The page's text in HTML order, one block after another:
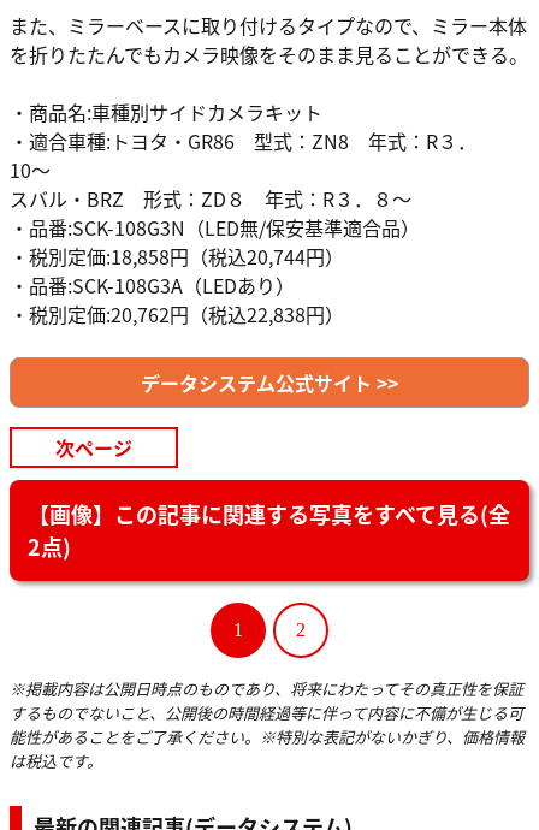
また、ミラーベースに取り付けるタイプなので、ミラー本体
を折りたたんでもカメラ映像をそのまま見ることができる。
・商品名:車種別サイドカメラキット
・適合車種:トヨタ・GR86 型式：ZN8 年式：R３．
10〜
スバル・BRZ 形式：ZD８ 年式：R３．８〜
・品番:SCK-108G3N（LED無/保安基準適合品）
・税別定価:18,858円（税込20,744円）
・品番:SCK-108G3A（LEDあり）
・税別定価:20,762円（税込22,838円）
データシステム公式サイト >>
次ページ
【画像】この記事に関連する写真をすべて見る(全
2点)
1 2
※掲載内容は公開日時点のものであり、将来にわたってその真正性を保証
するものでないこと、公開後の時間経過等に伴って内容に不備が生じる可
能性があることをご了承ください。※特別な表記がないかぎり、価格情報
は税込です。